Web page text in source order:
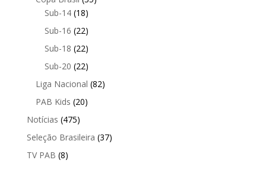
Sub-14(18)
Sub-16 (22)
Sub-18 (22)
Sub-20 (22)
Liga Nacional (82)
PAB Kids (20)
Notícias (475)
Seleção Brasileira (37)
TV PAB (8)